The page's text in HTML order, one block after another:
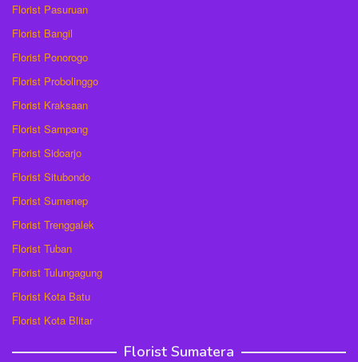
Florist Pasuruan
Florist Bangil
Florist Ponorogo
Florist Probolinggo
Florist Kraksaan
Florist Sampang
Florist Sidoarjo
Florist Situbondo
Florist Sumenep
Florist Trenggalek
Florist Tuban
Florist Tulungagung
Florist Kota Batu
Florist Kota Blitar
Florist Sumatera